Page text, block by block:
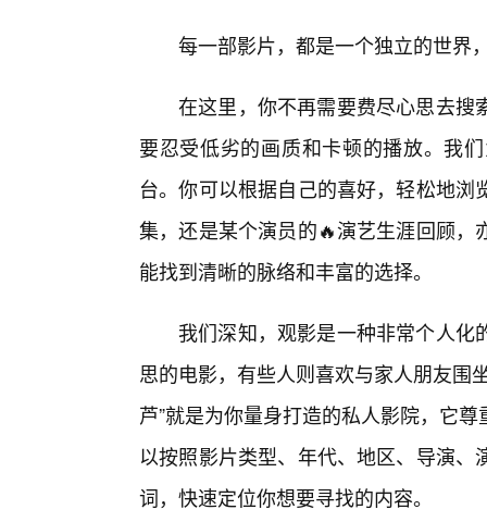
每一部影片，都是一个独立的世界
在这里，你不再需要费尽心思去搜
要忍受低劣的画质和卡顿的播放。我
台。你可以根据自己的喜好，轻松地
集，还是某个演员的🔥演艺生涯回顾
能找到清晰的脉络和丰富的选择。
我们深知，观影是一种非常个人
思的电影，有些人则喜欢与家人朋友围
芦”就是为你量身打造的私人影院，它
以按照影片类型、年代、地区、导演
词，快速定位你想要寻找的内容。